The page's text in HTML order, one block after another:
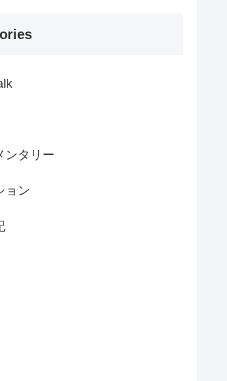
ンタリー
ョン